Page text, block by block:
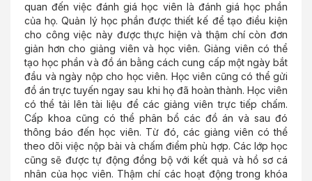
quan đến việc đánh giá học viên là đánh giá học phần
của họ. Quản lý học phần được thiết kế để tạo điều kiện
cho công việc này được thực hiện và thậm chí còn đơn
giản hơn cho giảng viên và học viên. Giảng viên có thể
tạo học phần và đồ án bằng cách cung cấp một ngày bắt
đầu và ngày nộp cho học viên. Học viên cũng có thể gửi
đồ án trực tuyến ngay sau khi họ đã hoàn thành. Học viên
có thể tải lên tài liệu để các giảng viên trực tiếp chấm.
Cấp khoa cũng có thể phân bổ các đồ án và sau đó
thông báo đến học viên. Từ đó, các giảng viên có thể
theo dõi việc nộp bài và chấm điểm phù hợp. Các lớp học
cũng sẽ được tự động đồng bộ với kết quả và hồ sơ cá
nhân của học viên. Thậm chí các hoạt động trong khóa